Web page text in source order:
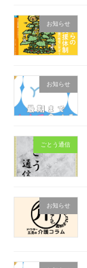
お知らせ
お知らせ
ごとう通信
お知らせ